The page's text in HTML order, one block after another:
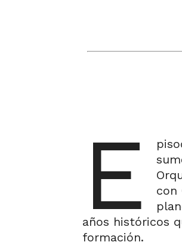
E
con
años históricos
formación.